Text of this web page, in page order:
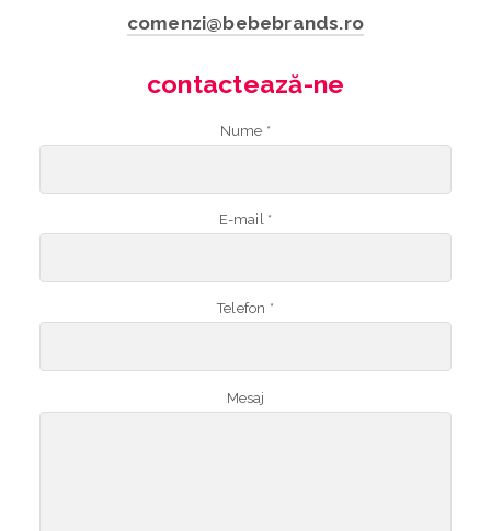
comenzi@bebebrands.ro
contactează-ne
Nume *
E-mail *
Telefon *
Mesaj